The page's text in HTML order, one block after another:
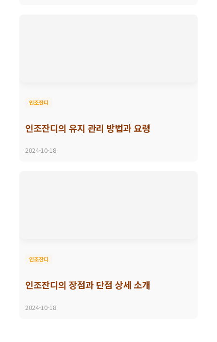
인조잔디
인조잔디의 유지 관리 방법과 요령
2024-10-18
인조잔디
인조잔디의 장점과 단점 상세 소개
2024-10-18